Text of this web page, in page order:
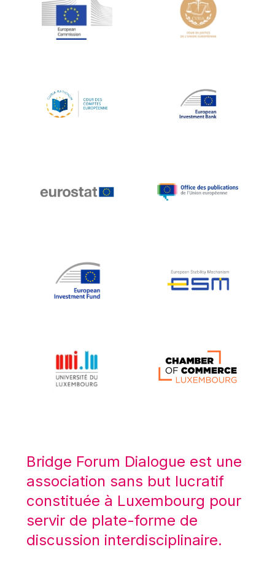
Jean-Louis Schiltz
Jean-Victor Louis
Johnny Åkerholm
Katharien L.C. Hunt
Klaus-Heiner Lehne
Koen LENAERTS
Lars Heikensten
Lucas Papademos
Máire Geoghegan-Quinn
Mario Centeno
Mario Monti
Maroš ŠEFČOVIČ
Martin Bailey
Martine Reicherts
Bridge Forum Dialogue est une
association sans but lucratif
constituée à Luxembourg pour
servir de plate-forme de
discussion interdisciplinaire.